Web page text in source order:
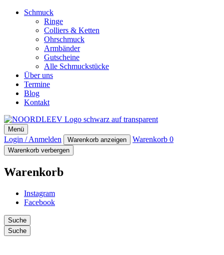
Schmuck
Ringe
Colliers & Ketten
Ohrschmuck
Armbänder
Gutscheine
Alle Schmuckstücke
Über uns
Termine
Blog
Kontakt
NOORDLEEV
Manufaktur für maritimen Designschmuck
Menü
Login / Anmelden Warenkorb anzeigen Warenkorb 0
Warenkorb verbergen
Warenkorb
Instagram
Facebook
Suche
Suche